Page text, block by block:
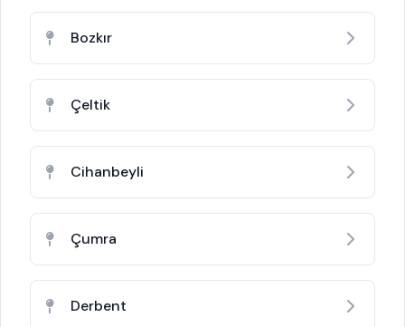
Bozkır
Çeltik
Cihanbeyli
Çumra
Derbent